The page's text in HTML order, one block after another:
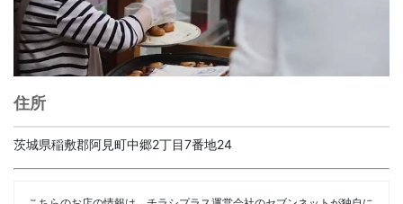
住所
茨城県稲敷郡阿見町中郷2丁目7番地24